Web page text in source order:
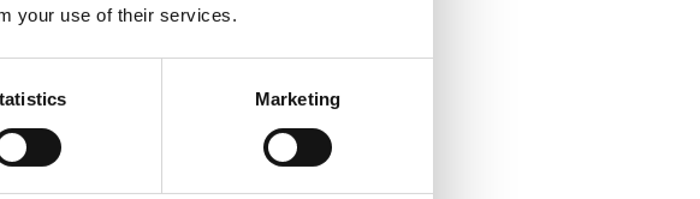
your use of their services.
Marketing
Op de korte termijn
mag dan op
nettarieven. Dit is